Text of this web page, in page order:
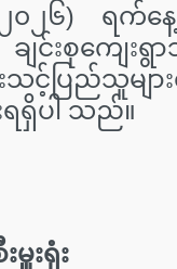
၀၂၆) ရက်န
င်းစုကျေးရွာ
သင့်ပြည်သူမ
ရှိပါ သည်။
မှူးရုံး